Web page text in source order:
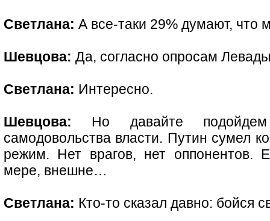
Светлана: А все-таки 29% думают, что
Шевцова: Да, согласно опросам
Светлана: Интересно.
Шевцова: Но давайте
самодовольства власти. Путин сумел
режим. Нет врагов, нет оппонентов.
мере, внешне…
Светлана: Кто-то сказал давно: бойся